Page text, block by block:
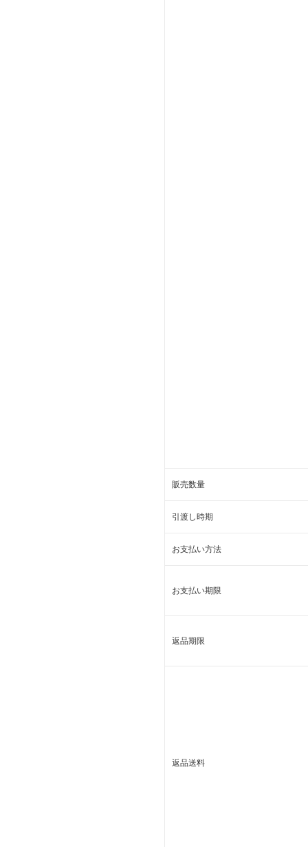
販売数量
引渡し時期
お支払い方法
お支払い期限
返品期限
返品送料